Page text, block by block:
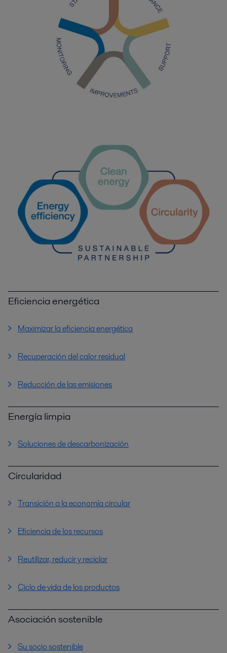
Eficiencia energética
Maximizar la eficiencia energética
Recuperación del calor residual
Reducción de las emisiones
Energía limpia
Soluciones de descarbonización
Circularidad
Transición a la economía circular
Eficiencia de los recursos
Reutilizar, reducir y reciclar
Ciclo de vida de los productos
Asociación sostenible
Su socio sostenible